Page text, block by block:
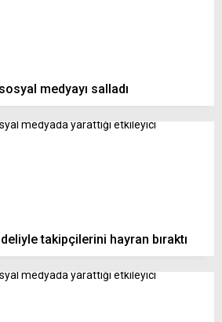
medyayı salladı
takipçilerini hayran bıraktı